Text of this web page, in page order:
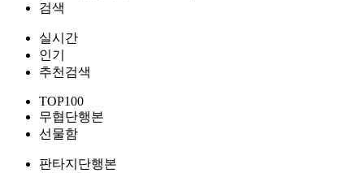
검색
실시간
인기
추천검색
TOP100
무협단행본
선물함
판타지단행본